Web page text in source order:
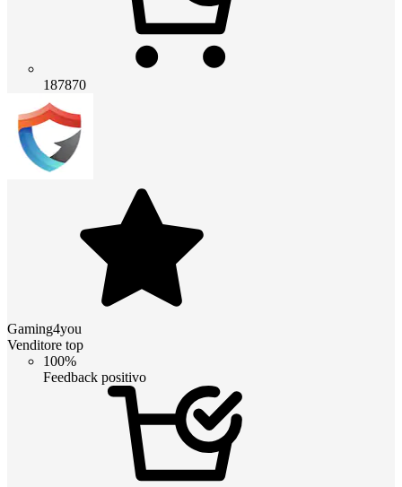
187870
Gaming4you
Venditore top
100%
Feedback positivo